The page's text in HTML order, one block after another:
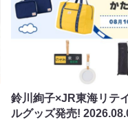
鈴川絢子×JR東海リテ
ルグッズ発売!